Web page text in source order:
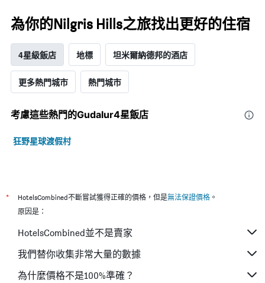
為你的Nilgris Hills之旅找出更好的住宿
4星級飯店 地標 坦米爾納德邦的酒店
更多熱門城市 熱門城市
考慮這些熱門的Gudalur4星​飯店
狂野星球渡假村
* HotelsCombined不斷嘗試獲得正確的價格，但是無法保證價格 。
原因是：
HotelsCombined並不是賣家
我們替你收集非常大量的數據
為什麼價格不是100%準確？